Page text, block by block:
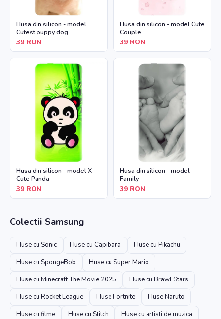
Husa din silicon - model
Cutest puppy dog
39 RON
Husa din silicon - model Cute
Couple
39 RON
Husa din silicon - model X
Cute Panda
39 RON
Husa din silicon - model
Family
39 RON
Colectii Samsung
Huse cu Sonic Huse cu Capibara
Huse cu Pikachu
Huse cu SpongeBob
Huse cu Super Mario
Huse cu Minecraft The Movie 2025
Huse cu Brawl Stars
Huse cu Rocket League
Huse Fortnite
Huse Naruto
Huse cu filme
Huse cu Stitch
Huse cu artisti de muzica